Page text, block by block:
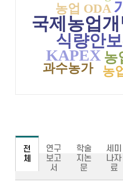
국제농업
식량안보
KAPEX 농
과수농가 농
농업 ODA
전
체
연구
보고
서
학술
지논
문
세미
나자
료